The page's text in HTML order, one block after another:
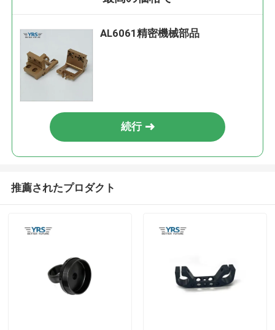
AL6061精密機械部品
続行
推薦されたプロダクト